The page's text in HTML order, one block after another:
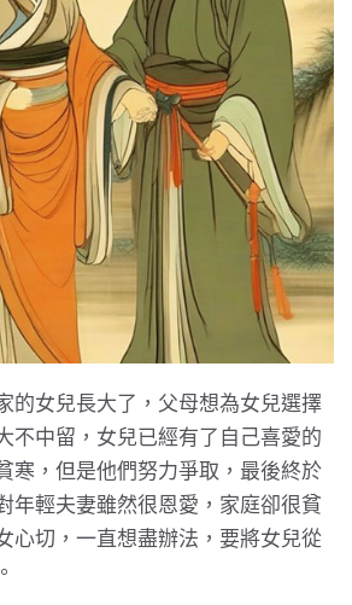
的女兒長大了，父母想為女兒選擇
不中留，女兒已經有了自己喜愛的
寒，但是他們努力爭取，最後終於
年輕夫妻雖然很恩愛，家庭卻很貧
心切，一直想盡辦法，要將女兒從